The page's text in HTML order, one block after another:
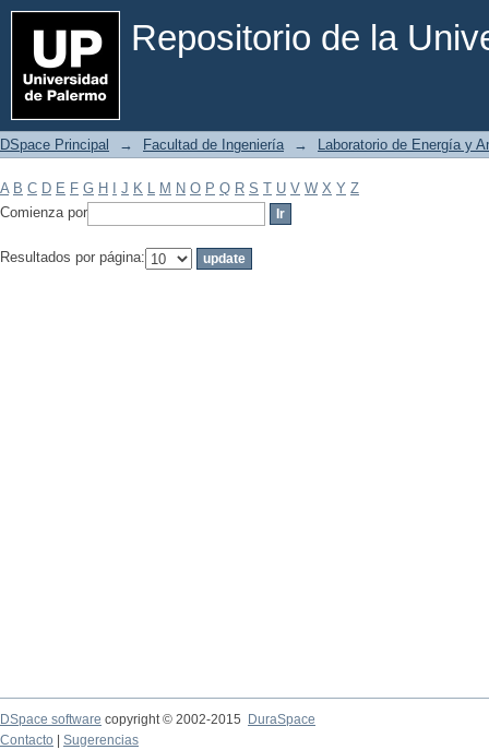
Repositorio de la
Filtrar por: Materia
DSpace Principal → Facultad de Ingeniería → Laboratorio de Energía y
A B C D E F G H J K L M N O P Q R S T U V W X Y Z
Comienza por
Resultados por página:
DSpace software copyright © 2002-2015
DuraSpace
Contacto
Sugerencias